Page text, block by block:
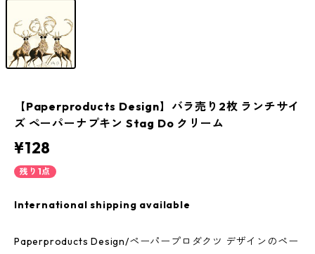
【Paperproducts Design】バラ売り2枚 ランチサイ
ズ ペーパーナプキン Stag Do クリーム
¥128
残り1点
International shipping available
Paperproducts Design/ペーパープロダクツ デザインのペー